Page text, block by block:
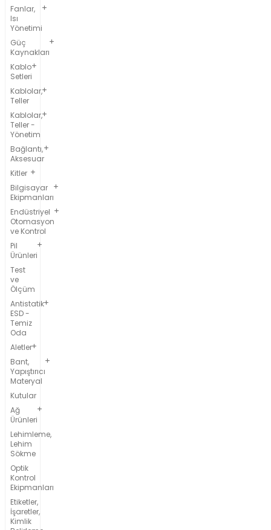
Fanlar,
Isı
Yönetimi
Güç
Kaynakları
Kablo
Setleri
Kablolar,
Teller
Kablolar,
Teller -
Yönetim
Bağlantı,
Aksesuar
Kitler
Bilgisayar
Ekipmanları
Endüstriyel
Otomasyon
ve Kontrol
Pil
Ürünleri
Test
ve
Ölçüm
Antistatik
ESD -
Temiz
Oda
Aletler
Bant,
Yapıştırıcı
Materyal
Kutular
Ağ
Ürünleri
Lehimleme,
Lehim
Sökme
Optik
Kontrol
Ekipmanları
Etiketler,
İşaretler,
Kimlik